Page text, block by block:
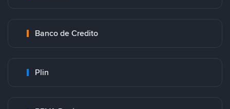
Banco de Credito
Plin